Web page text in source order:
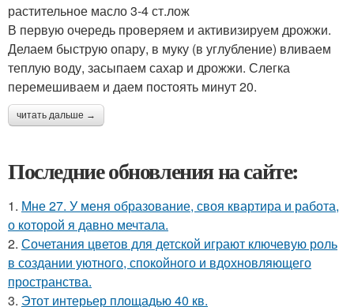
растительное масло 3-4 ст.лож
В первую очередь проверяем и активизируем дрожжи.
Делаем быструю опару, в муку (в углубление) вливаем
теплую воду, засыпаем сахар и дрожжи. Слегка
перемешиваем и даем постоять минут 20.
читать дальше →
Последние обновления на сайте:
1. Мне 27. У меня образование, своя квартира и работа,
о которой я давно мечтала.
2. Сочетания цветов для детской играют ключевую роль
в создании уютного, спокойного и вдохновляющего
пространства.
3. Этот интерьер площадью 40 кв.